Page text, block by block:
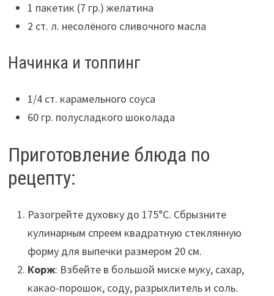
1 пакетик (7 гр.) желатина
2 ст. л. несолёного сливочного масла
Начинка и топпинг
1/4 ст. карамельного соуса
60 гр. полусладкого шоколада
Приготовление блюда по
рецепту:
Разогрейте духовку до 175°С. Сбрызните
кулинарным спреем квадратную стеклянную
форму для выпечки размером 20 см.
Корж: Взбейте в большой миске муку, сахар,
какао-порошок, соду, разрыхлитель и соль.